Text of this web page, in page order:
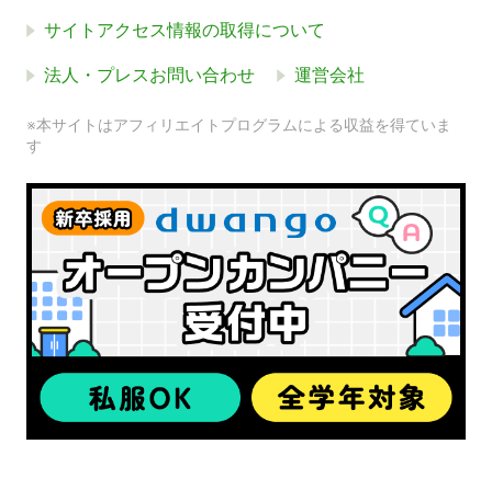
サイトアクセス情報の取得について
法人・プレスお問い合わせ 運営会社
※本サイトはアフィリエイトプログラムによる収益を得ていま
す